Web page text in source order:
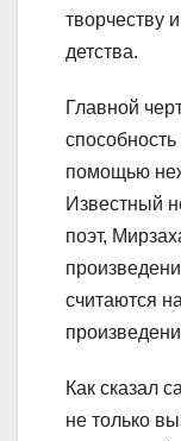
творчеству
детства.
Главной
помощью
Известный
поэт,
считаются
Как сказал
не только